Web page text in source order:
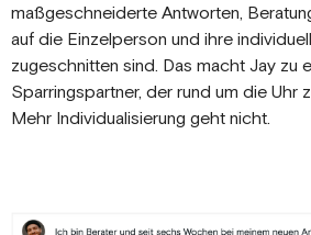
maßgeschneiderte Antworten,
auf die Einzelperson und ihre
zugeschnitten sind. Das macht Jay zu
Sparringspartner, der rund um die Uhr
Mehr Individualisierung geht nicht.